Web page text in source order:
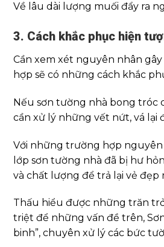
Về lâu dài lượng muối đẩy ra
3. Cách khắc phục hiện
Cần xem xét nguyên nhân
hợp sẽ có những cách khắc
Nếu sơn tường nhà bong tróc
cần xử lý những vết nứt, vá lại
Với những trường hợp
lớp sơn tường nhà đã bị hư
và chất lượng để trả lại vẻ đẹp
Thấu hiểu được những trăn
triệt để những vấn đề trên,
binh”, chuyên xử lý các bức